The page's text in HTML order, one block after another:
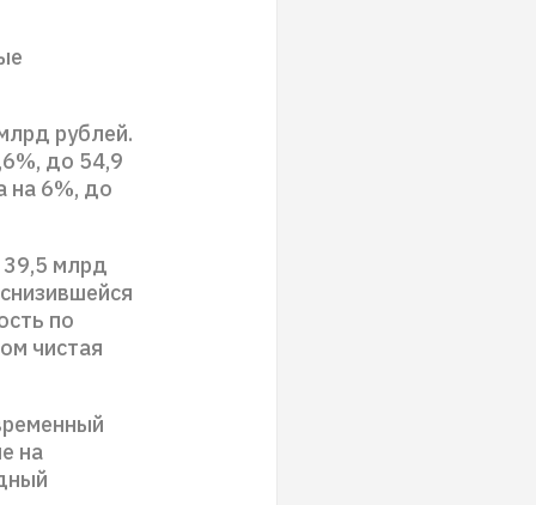
рублей.
до 54,9
на 6%, до
39,5 млрд
по
чистая
на